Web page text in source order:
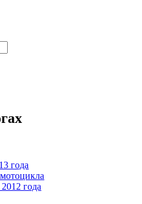
года
года